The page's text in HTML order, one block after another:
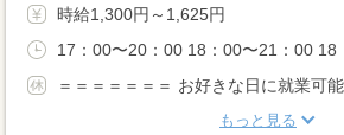
時給1,300円～1,625円
17：00〜20：00 18：00〜21：00 18
＝＝＝＝＝＝＝ お好きな日に就業可能
もっと見る